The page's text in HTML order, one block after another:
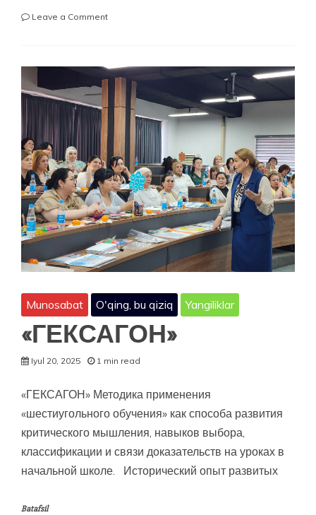
Leave a Commenton
BILAN!
Munosabat O'qing, bu qiziq Yangiliklar
«ГЕКСАГОН»
Iyul 20, 2025 1 min read
«ГЕКСАГОН» Методика применения
«шестиугольного обучения» как способа развития
критического мышления, навыков выбора,
классификации и связи доказательств на уроках в
начальной школе. Исторический опыт развитых
Batafsil